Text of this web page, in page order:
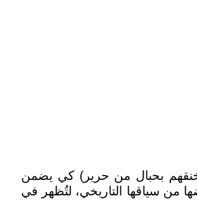
بحبال من حرير) كي يضمن
من سياقها التاريخي، لتُظهر في